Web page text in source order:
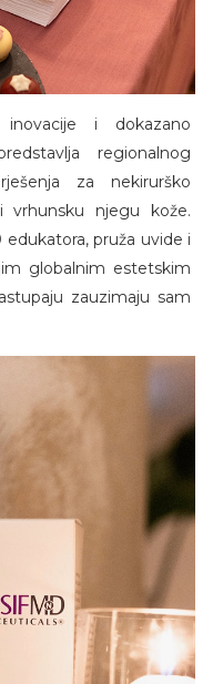
i dokazano
regionalnog
za nekirurško
vrhunsku njegu kože.
pruža uvide i
globalnim estetskim
zauzimaju sam